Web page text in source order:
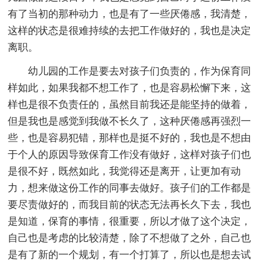
有了当初的那种动力，也是有了一些厌倦感，我清楚，
这样的状态是很难持续的去把工作做好的，我也是决定
离职。
幼儿园的工作是要去对孩子们负责的，作为保育同
样如此，如果我都不想工作了，也是容易松懈下来，这
样也是很不负责任的，虽然目前我还是能坚持的做着，
但是我也是感觉到我做不长久了，这种厌倦感再强烈一
些，也是容易犯错，那样也是挺不好的，我也是不想由
于个人的原因导致保育工作没有做好，这样对孩子们也
是很不好，既然如此，我觉得还是离开，让更加有动
力，想来做这份工作的同事去做好。孩子们的工作都是
要尽责做好的，而我目前的状态无法再长久下去，我也
是知道，保育的事情，很重要，所以才做了这个决定，
自己也是考虑的比较清楚，除了不想做了之外，自己也
是有了新的一个规划，有一个打算了，所以也是想去试